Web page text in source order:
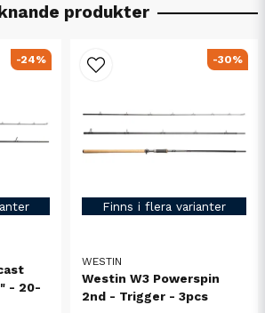
produkter
- 20-
-24%
Finns i flera varianter
WESTIN
Westin W3 Powerspin
2nd - Trigger - 3pcs
-30%